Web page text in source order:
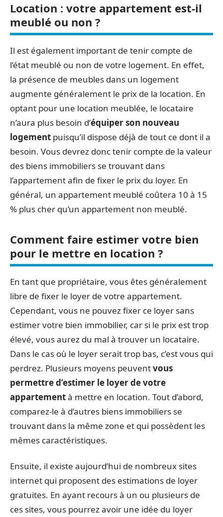
Location : votre appartement est-il
meublé ou non ?
Il est également important de tenir compte de
l’état meublé ou non de votre logement. En effet,
la présence de meubles dans un logement
augmente généralement le prix de la location. En
optant pour une location meublée, le locataire
n’aura plus besoin d’équiper son nouveau
logement puisqu’il dispose déjà de tout ce dont il a
besoin. Vous devrez donc tenir compte de la valeur
des biens immobiliers se trouvant dans
l’appartement afin de fixer le prix du loyer. En
général, un appartement meublé coûtera 10 à 15
% plus cher qu’un appartement non meublé.
Comment faire estimer votre bien
pour le mettre en location ?
En tant que propriétaire, vous êtes généralement
libre de fixer le loyer de votre appartement.
Cependant, vous ne pouvez fixer ce loyer sans
estimer votre bien immobilier, car si le prix est trop
élevé, vous aurez du mal à trouver un locataire.
Dans le cas où le loyer serait trop bas, c’est vous qui
perdrez. Plusieurs moyens peuventvous
permettre d’estimer le loyer de votre
appartementà mettre en location. Tout d’abord,
comparez-le à d’autres biens immobiliers se
trouvant dans la même zone et qui possèdent les
mêmes caractéristiques.
Ensuite, il existe aujourd’hui de nombreux sites
internet qui proposent des estimations de loyer
gratuites. En ayant recours à un ou plusieurs de
ces sites, vous pourrez avoir une idée du loyer